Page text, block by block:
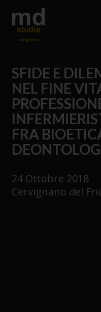
SFIDE E
NEL FINE
FRA
24 Ottobre 2018
Cervignano del